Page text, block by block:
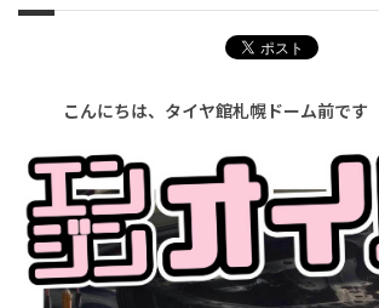
こんにちは、タイヤ館札幌ドーム前で